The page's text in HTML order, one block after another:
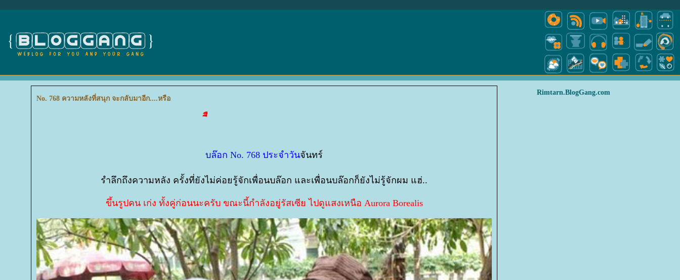
No. 768 ความหลังที่สนุก จะกลับมาอีก....หรือ
ีื
บล๊อก No. 768 ประจำวันจันทร์
รำลึกถึงความหลัง ครั้งที่ยังไม่ค่อยรู้จักเพื่อนบล๊อก และเพื่อนบล๊อกก็ยังไม่รู้จักผม แฮ่..
ขึ้นรูปคน เก่ง ทั้งคู่ก่อนนะครับ ขณะนี้กำลังอยู่รัสเซีย ไปดูแสงเหนือ Aurora Borealis
Rimtarn.BlogGang.com